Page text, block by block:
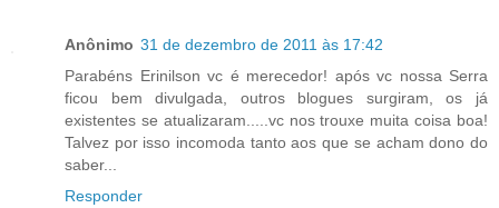
Anônimo 31 de dezembro de 2011 às 17:42
Parabéns Erinilson vc é merecedor! após vc nossa Serra
ficou bem divulgada, outros blogues surgiram, os já
existentes se atualizaram.....vc nos trouxe muita coisa boa!
Talvez por isso incomoda tanto aos que se acham dono do
saber...
Responder